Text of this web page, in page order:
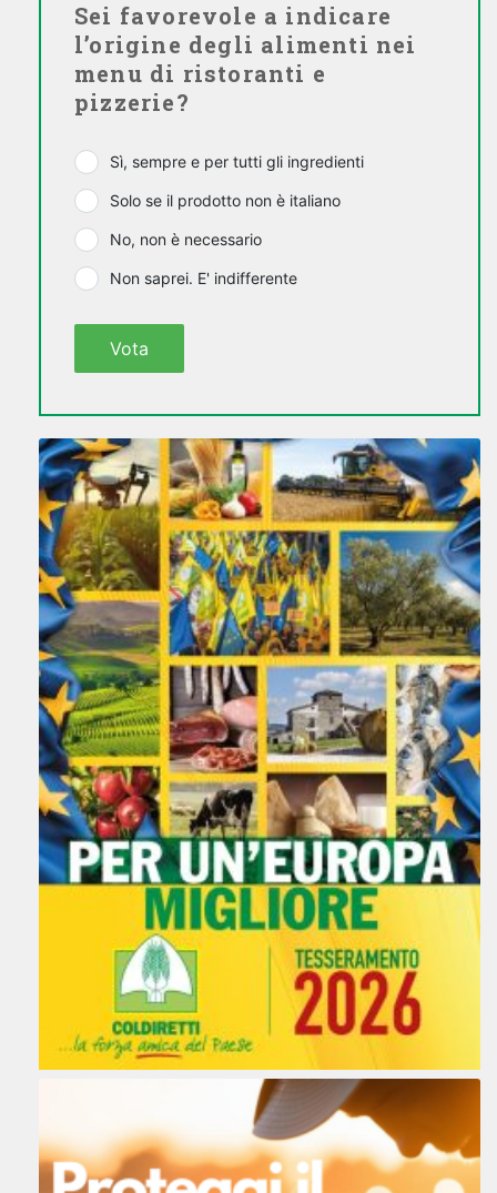
Sei favorevole a indicare
l’origine degli alimenti nei
menu di ristoranti e
pizzerie?
Sì, sempre e per tutti gli ingredienti
Solo se il prodotto non è italiano
No, non è necessario
Non saprei. E' indifferente
Vota